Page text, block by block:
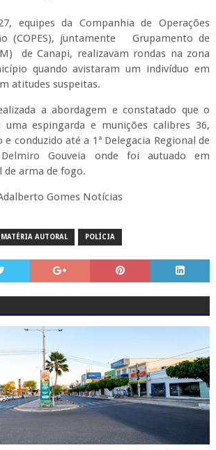
equipes da Companhia de Operações
(COPES), juntamente Grupamento de
de Canapi, realizavam rondas na zona
quando avistaram um indivíduo em
atitudes suspeitas.
a abordagem e constatado que o
espingarda e munições calibres 36,
conduzido até a 1ª Delegacia Regional de
Gouveia onde foi autuado em
arma de fogo.
Gomes Notícias
MATÉRIA AUTORAL POLÍCIA